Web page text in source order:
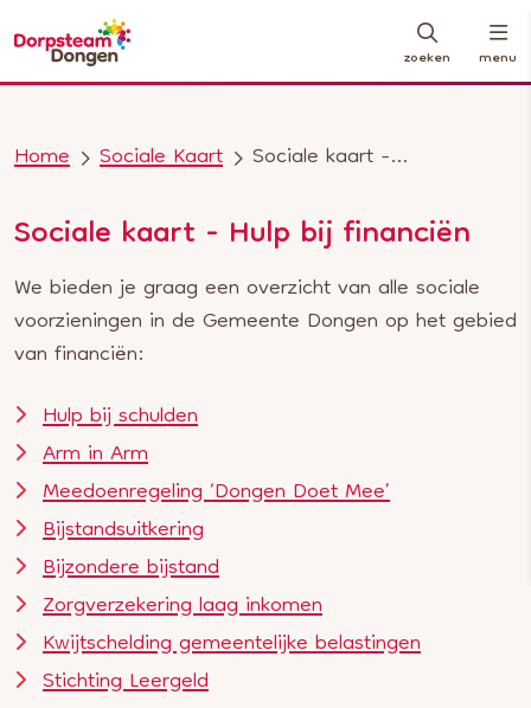
zoeken menu
Home Sociale Kaart Sociale kaart - Hulp bij financiën
Sociale kaart - Hulp bij financiën
We bieden je graag een overzicht van alle sociale
voorzieningen in de Gemeente Dongen op het gebied
van financiën:
Hulp bij schulden
Arm in Arm
Meedoenregeling ‘Dongen Doet Mee’
Bijstandsuitkering
Bijzondere bijstand
Zorgverzekering laag inkomen
Kwijtschelding gemeentelijke belastingen
Stichting Leergeld